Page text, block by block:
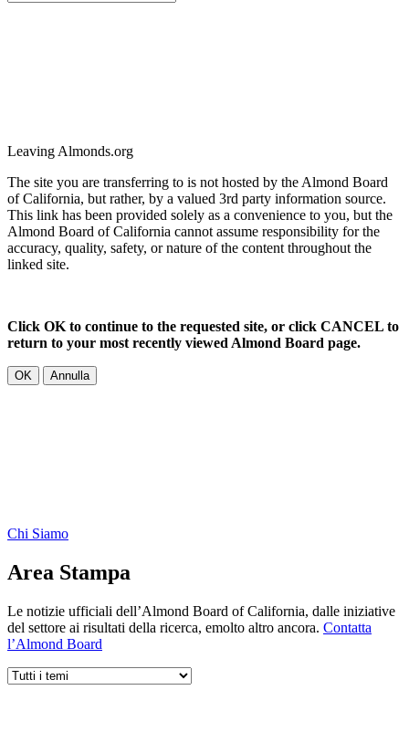
Leaving Almonds.org
The site you are transferring to is not hosted by the Almond Board
of California, but rather, by a valued 3rd party information source.
This link has been provided solely as a convenience to you, but the
Almond Board of California cannot assume responsibility for the
accuracy, quality, safety, or nature of the content throughout the
linked site.
Click OK to continue to the requested site, or click CANCEL to
return to your most recently viewed Almond Board page.
OK Annulla
Chi Siamo
Area Stampa
Le notizie ufficiali dell’Almond Board of California, dalle iniziative
del settore ai risultati della ricerca, emolto altro ancora. Contatta
l’Almond Board